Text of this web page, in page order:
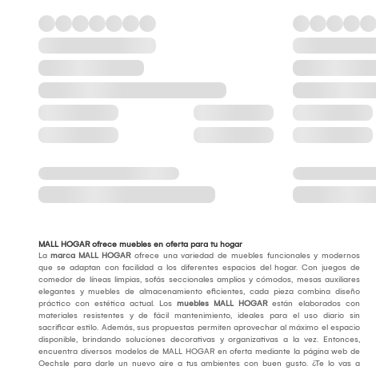
MALL HOGAR ofrece muebles en oferta para tu hogar
La marca MALL HOGARofrece una variedad de muebles funcionales y modernos
que se adaptan con facilidad a los diferentes espacios del hogar. Con juegos de
comedor de líneas limpias, sofás seccionales amplios y cómodos, mesas auxiliares
elegantes y muebles de almacenamiento eficientes, cada pieza combina diseño
práctico con estética actual. Los muebles MALL HOGAR están elaborados con
materiales resistentes y de fácil mantenimiento, ideales para el uso diario sin
sacrificar estilo. Además, sus propuestas permiten aprovechar al máximo el espacio
disponible, brindando soluciones decorativas y organizativas a la vez. Entonces,
encuentra diversos modelos de MALL HOGAR en oferta mediante la página web de
Oechsle para darle un nuevo aire a tus ambientes con buen gusto. ¿Te lo vas a